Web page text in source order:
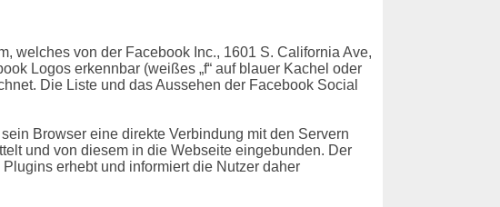
welches von der Facebook Inc., 1601 S. California Ave,
Logos erkennbar (weißes „f“ auf blauer Kachel oder
Die Liste und das Aussehen der Facebook Social
Browser eine direkte Verbindung mit den Servern
und von diesem in die Webseite eingebunden. Der
erhebt und informiert die Nutzer daher